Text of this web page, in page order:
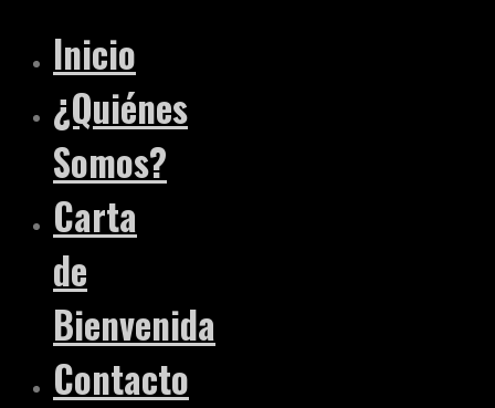
Inicio
¿Quiénes
Somos?
Carta
de
Bienvenida
Contacto